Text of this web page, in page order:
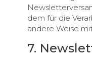
dem für die
andere Weise
7.